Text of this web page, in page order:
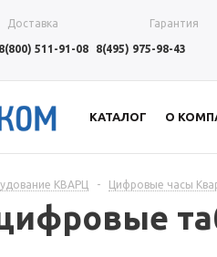
Доставка Гарантия
8(800) 511-91-08 8(495) 975-98-43
КАТАЛОГ О
КВАРЦ - Цифровые часы